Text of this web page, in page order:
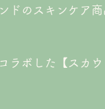
ドのスキンケア
ラボした【スカ